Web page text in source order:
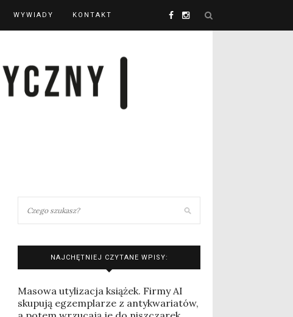
WYWIADY KONTAKT
NAJCHĘTNIEJ CZYTANE WPISY:
Masowa utylizacja książek. Firmy AI
skupują egzemplarze z antykwariatów,